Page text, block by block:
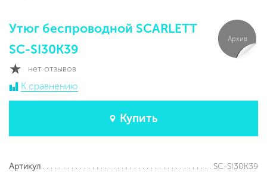
Утюг беспроводной SCARLETT
SC-SI30K39
нет отзывов
К сравнению
Купить
Архив
Артикул
SC-SI30K39